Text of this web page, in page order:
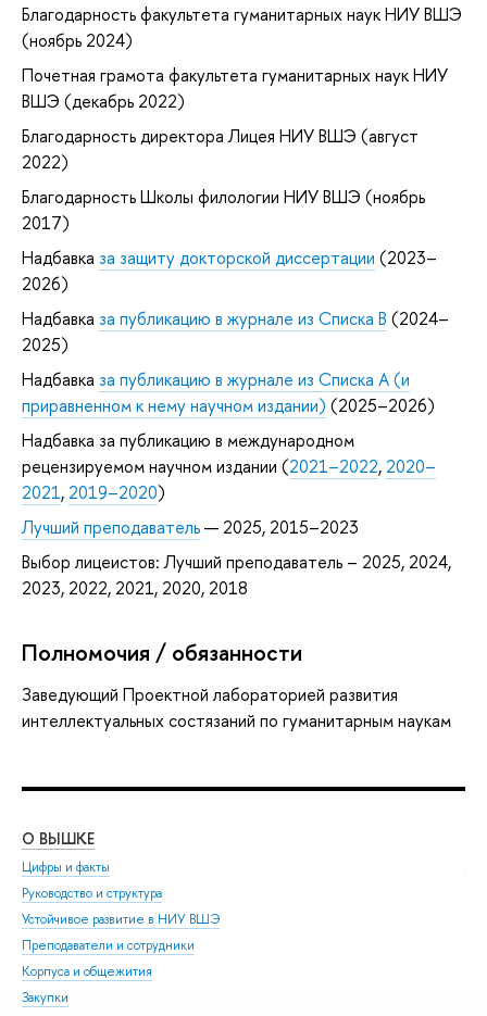
Благодарность факультета гуманитарных наук НИУ ВШЭ
(ноябрь 2024)
Почетная грамота факультета гуманитарных наук НИУ
ВШЭ (декабрь 2022)
Благодарность директора Лицея НИУ ВШЭ (август
2022)
Благодарность Школы филологии НИУ ВШЭ (ноябрь
2017)
Надбавка за защиту докторской диссертации (2023–
2026)
Надбавка за публикацию в журнале из Списка B (2024–
2025)
Надбавка за публикацию в журнале из Списка А (и
приравненном к нему научном издании) (2025–2026)
Надбавка за публикацию в международном
рецензируемом научном издании (2021–2022, 2020–
2021, 2019–2020)
Лучший преподаватель— 2025, 2015–2023
Выбор лицеистов: Лучший преподаватель – 2025, 2024,
2023, 2022, 2021, 2020, 2018
Полномочия / обязанности
Заведующий Проектной лабораторией развития
интеллектуальных состязаний по гуманитарным наукам
О ВЫШКЕ
Цифры и факты
Руководство и структура
Устойчивое развитие в НИУ ВШЭ
Преподаватели и сотрудники
Корпуса и общежития
Закупки